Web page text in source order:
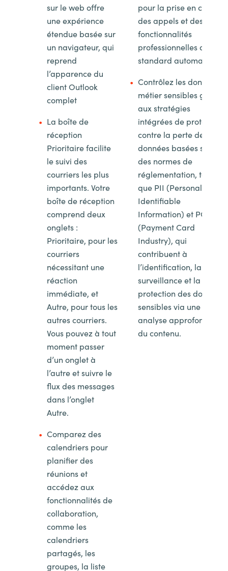
sur le web offre
une expérience
étendue basée sur
un navigateur, qui
reprend
l’apparence du
client Outlook
complet
La boîte de
réception
Prioritaire facilite
le suivi des
courriers les plus
importants. Votre
boîte de réception
comprend deux
onglets :
Prioritaire, pour les
courriers
nécessitant une
réaction
immédiate, et
Autre, pour tous les
autres courriers.
Vous pouvez à tout
moment passer
d’un onglet à
l’autre et suivre le
flux des messages
dans l’onglet
Autre.
Comparez des
calendriers pour
planifier des
réunions et
accédez aux
fonctionnalités de
collaboration,
comme les
calendriers
partagés, les
groupes, la liste
pour la prise en charge
des appels et des
fonctionnalités
professionnelles de
standard automatique
Contrôlez les données
métier sensibles grâce
aux stratégies
intégrées de protection
contre la perte de
données basées sur
des normes de
réglementation, telles
que PII (Personally
Identifiable
Information) et PCI
(Payment Card
Industry), qui
contribuent à
l’identification, la
surveillance et la
protection des données
sensibles via une
analyse approfondie
du contenu.